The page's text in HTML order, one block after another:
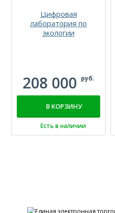
Цифровая
лаборатория по
экологии
208 000 руб.
В КОРЗИНУ
Есть в наличии